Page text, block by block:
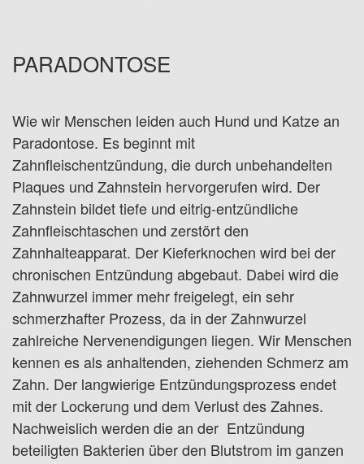
PARADONTOSE
Wie wir Menschen leiden auch Hund und Katze an
Paradontose. Es beginnt mit
Zahnfleischentzündung, die durch unbehandelten
Plaques und Zahnstein hervorgerufen wird. Der
Zahnstein bildet tiefe und eitrig-entzündliche
Zahnfleischtaschen und zerstört den
Zahnhalteapparat. Der Kieferknochen wird bei der
chronischen Entzündung abgebaut. Dabei wird die
Zahnwurzel immer mehr freigelegt, ein sehr
schmerzhafter Prozess, da in der Zahnwurzel
zahlreiche Nervenendigungen liegen. Wir Menschen
kennen es als anhaltenden, ziehenden Schmerz am
Zahn. Der langwierige Entzündungsprozess endet
mit der Lockerung und dem Verlust des Zahnes.
Nachweislich werden die an der Entzündung
beteiligten Bakterien über den Blutstrom im ganzen